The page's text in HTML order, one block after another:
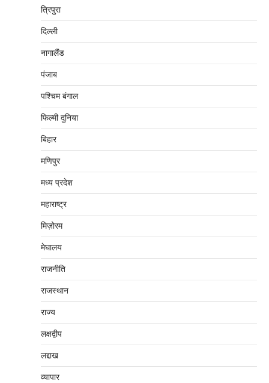
त्रिपुरा
दिल्‍ली
नागालैंड
पंजाब
पश्चिम बंगाल
फिल्मी दुनिया
बिहार
मणिपुर
मध्‍य प्रदेश
महाराष्‍ट्र
मिज़ोरम
मेघालय
राजनीति
राजस्थान
राज्य
लक्षद्वीप
लद्दाख
व्यापार